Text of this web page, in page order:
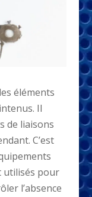
éléments
Il
de liaisons
C’est
utilisés pour
l’absence